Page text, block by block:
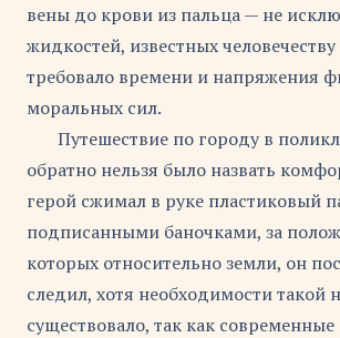
вены до крови из пальца — не
жидкостей, известных
требовало времени и напряжения
моральных сил.
Путешествие по городу в
обратно нельзя было назвать
герой сжимал в руке пластиковый
подписанными баночками, за
которых относительно земли, он
следил, хотя необходимости такой
существовало, так как